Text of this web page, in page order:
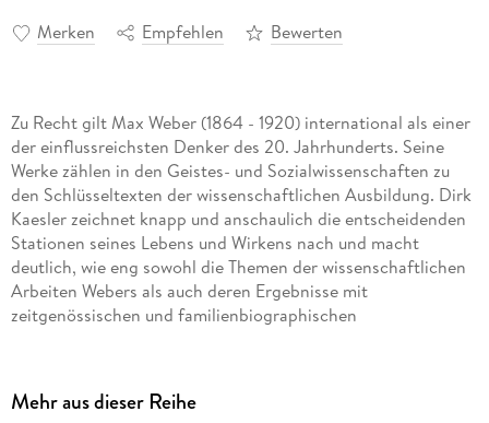
Merken Empfehlen Bewerten
Zu Recht gilt Max Weber (1864 - 1920) international als einer
der einflussreichsten Denker des 20. Jahrhunderts. Seine
Werke zählen in den Geistes- und Sozialwissenschaften zu
den Schlüsseltexten der wissenschaftlichen Ausbildung. Dirk
Kaesler zeichnet knapp und anschaulich die entscheidenden
Stationen seines Lebens und Wirkens nach und macht
deutlich, wie eng sowohl die Themen der wissenschaftlichen
Arbeiten Webers als auch deren Ergebnisse mit
zeitgenössischen und familienbiographischen
Mehr aus dieser Reihe